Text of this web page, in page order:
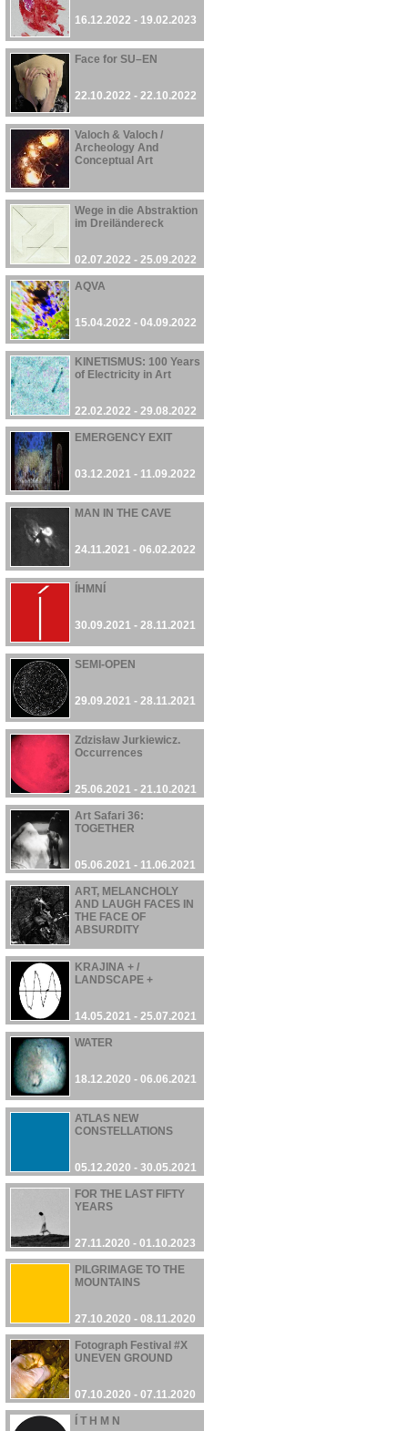
16.12.2022 - 19.02.2023
Face for SU–EN
22.10.2022 - 22.10.2022
Valoch & Valoch /
Archeology And
Conceptual Art
30.09.2022 - 27.08.2023
Wege in die Abstraktion
im Dreiländereck
02.07.2022 - 25.09.2022
AQVA
15.04.2022 - 04.09.2022
KINETISMUS: 100 Years
of Electricity in Art
22.02.2022 - 29.08.2022
EMERGENCY EXIT
03.12.2021 - 11.09.2022
MAN IN THE CAVE
24.11.2021 - 06.02.2022
ÍHMNÍ
30.09.2021 - 28.11.2021
SEMI-OPEN
29.09.2021 - 28.11.2021
Zdzisław Jurkiewicz.
Occurrences
25.06.2021 - 21.10.2021
Art Safari 36:
TOGETHER
05.06.2021 - 11.06.2021
ART, MELANCHOLY
AND LAUGH FACES IN
THE FACE OF
ABSURDITY
22.05.2021 - 03.10.2021
KRAJINA + /
LANDSCAPE +
14.05.2021 - 25.07.2021
WATER
18.12.2020 - 06.06.2021
ATLAS NEW
CONSTELLATIONS
05.12.2020 - 30.05.2021
FOR THE LAST FIFTY
YEARS
27.11.2020 - 01.10.2023
PILGRIMAGE TO THE
MOUNTAINS
27.10.2020 - 08.11.2020
Fotograph Festival #X
UNEVEN GROUND
07.10.2020 - 07.11.2020
Í T H M N